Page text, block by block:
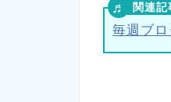
毎週ブ